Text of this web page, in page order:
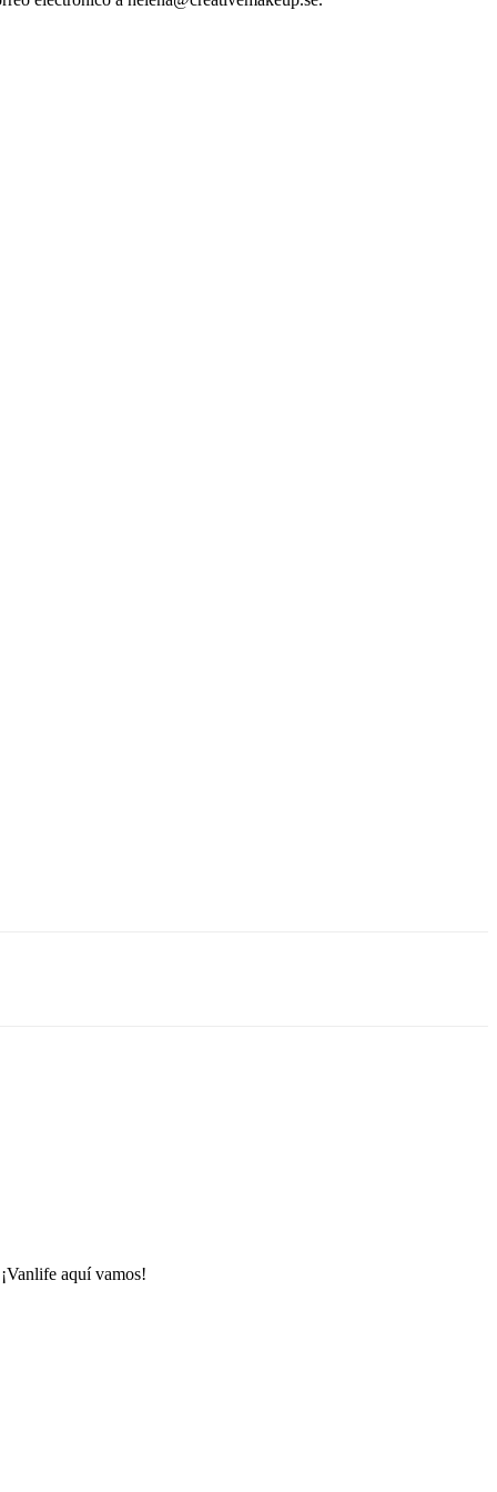
aquí vamos!